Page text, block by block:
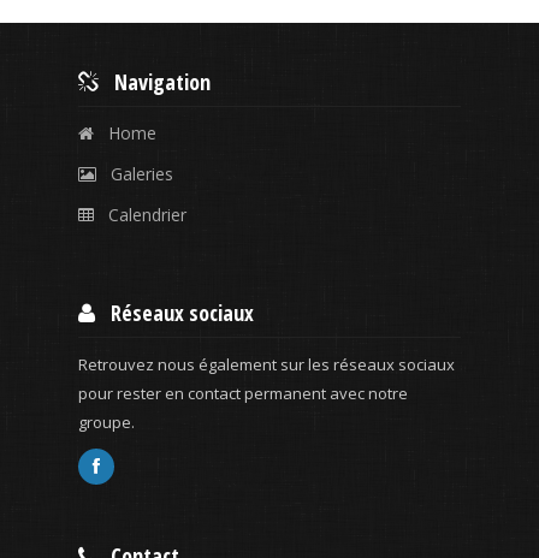
Navigation
Home
Galeries
Calendrier
Réseaux sociaux
Retrouvez nous également sur les réseaux sociaux
pour rester en contact permanent avec notre
groupe.